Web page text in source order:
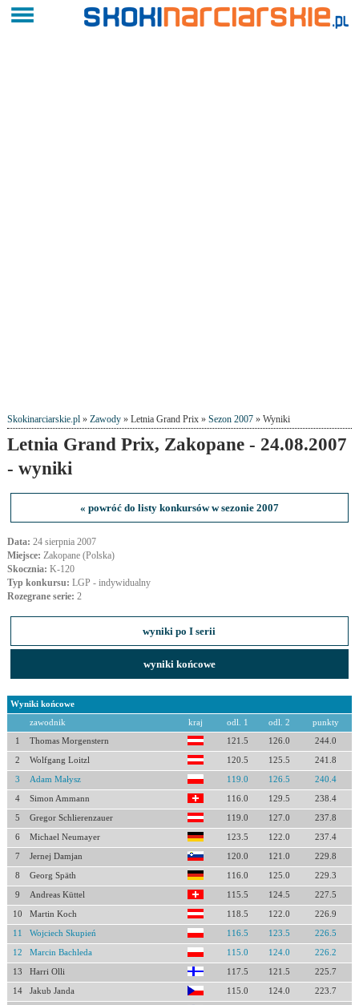
Skokinarciarskie.pl» Zawody» Letnia Grand Prix » Sezon 2007» Wyniki
Letnia Grand Prix, Zakopane - 24.08.2007
- wyniki
« powróć do listy konkursów w sezonie 2007
Data: 24 sierpnia 2007
Miejsce: Zakopane (Polska)
Skocznia: K-120
Typ konkursu: LGP - indywidualny
Rozegrane serie: 2
wyniki po I serii
wyniki końcowe
Wyniki końcowe
zawodnik kraj odl. 1 odl. 2 punkty
1 Thomas Morgenstern 121.5 126.0 244.0
2 Wolfgang Loitzl 120.5 125.5 241.8
3 Adam Małysz 119.0 126.5 240.4
4 Simon Ammann 116.0 129.5 238.4
5 Gregor Schlierenzauer 119.0 127.0 237.8
6 Michael Neumayer 123.5 122.0 237.4
7 Jernej Damjan 120.0 121.0 229.8
8 Georg Späth 116.0 125.0 229.3
9 Andreas Küttel 115.5 124.5 227.5
10 Martin Koch 118.5 122.0 226.9
11 Wojciech Skupień 116.5 123.5 226.5
12 Marcin Bachleda 115.0 124.0 226.2
13 Harri Olli 117.5 121.5 225.7
14 Jakub Janda 115.0 124.0 223.7